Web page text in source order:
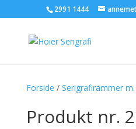
2991 1444
Forside / Serigrafirammer
Produkt nr.